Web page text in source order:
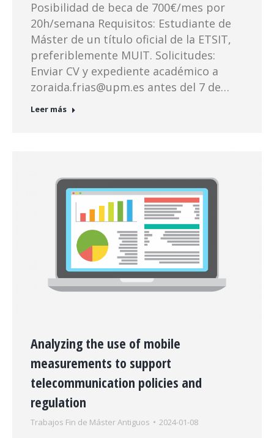
Posibilidad de beca de 700€/mes por
20h/semana Requisitos: Estudiante de
Máster de un título oficial de la ETSIT,
preferiblemente MUIT. Solicitudes:
Enviar CV y expediente académico a
zoraida.frias@upm.es antes del 7 de…
Leer más
Analyzing the use of mobile
measurements to support
telecommunication policies and
regulation
Trabajos Fin de Máster Antiguos 2024-01-08